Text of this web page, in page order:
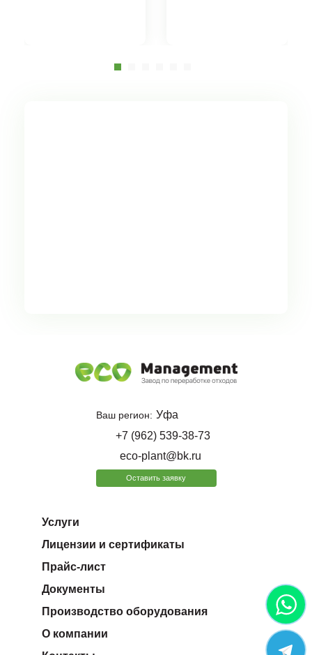
Ваш регион: Уфа
+7 (962) 539-38-73
eco-plant@bk.ru
Оставить заявку
Услуги
Лицензии и сертификаты
Прайс-лист
Документы
Производство оборудования
О компании